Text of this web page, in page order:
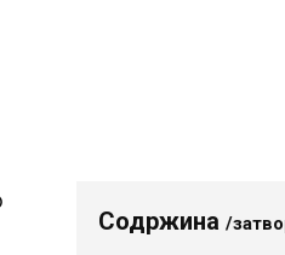
Содржина/